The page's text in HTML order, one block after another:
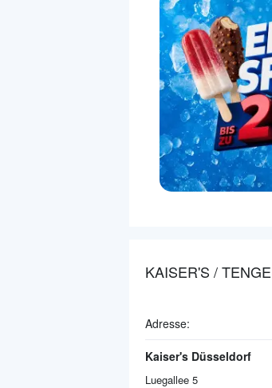
KAISER'S /
Adresse:
Kaiser's Düsseldorf
Luegallee 5